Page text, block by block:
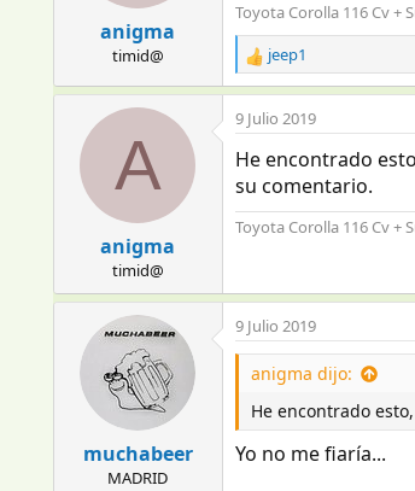
anigma
timid@
Toyota Corolla 116 Cv +
R
e
c
c
i
o
n
e
jeep1
A
anigma
timid@
9 Julio 2019
He encontrado
su comentario.
Toyota Corolla 116 Cv +
muchabeer
MADRID
9 Julio 2019
anigma dijo:
He encontrado
Yo no me fiaría...